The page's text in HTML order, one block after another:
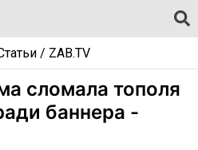
/ ZAB.TV
сломала тополя
баннера -